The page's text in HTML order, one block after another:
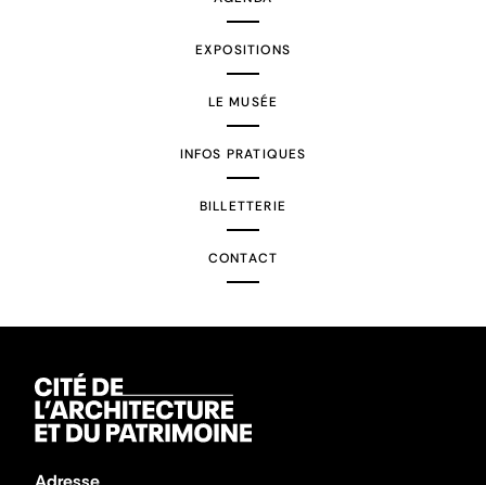
EXPOSITIONS
LE MUSÉE
INFOS PRATIQUES
BILLETTERIE
CONTACT